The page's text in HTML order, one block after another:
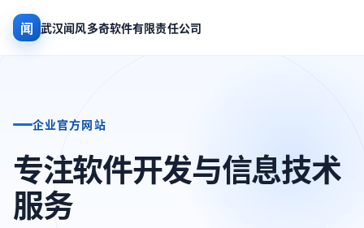
闻 武汉闻风多奇软件有限责任公司
企业官方网站
专注软件开发与信息技术
服务